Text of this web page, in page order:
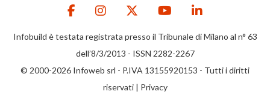
Infobuild è testata registrata presso il Tribunale di Milano al n° 63
dell’8/3/2013 - ISSN 2282-2267
© 2000-2026 Infoweb srl - P.IVA 13155920153 - Tutti i diritti
riservati | Privacy